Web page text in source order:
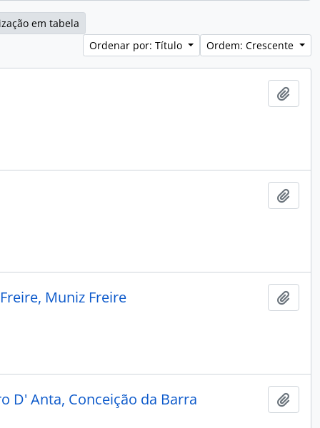
em tabela
Ordenar por: Título
Ordem: Crescente
Muniz Freire
D' Anta, Conceição da Barra